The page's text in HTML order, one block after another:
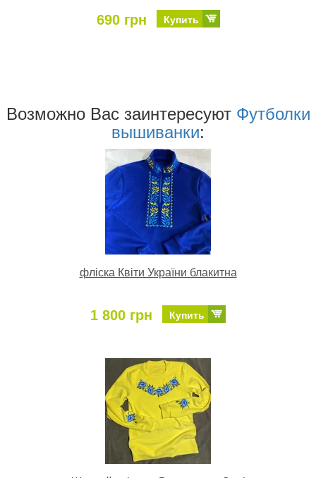
690 грн Купить
Возможно Ваc заинтересуют Футболки
вышиванки:
фліска Квіти України блакитна
1 800 грн Купить